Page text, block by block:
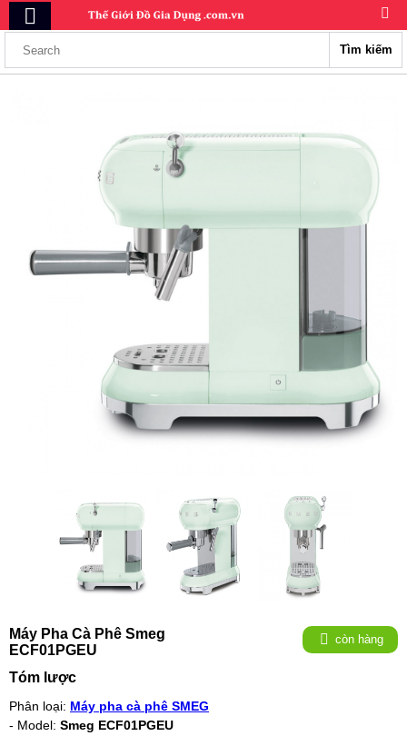
Tìm kiếm
Máy Pha Cà Phê Smeg
ECF01PGEU
còn hàng
Tóm lược
Phân loại: Máy pha cà phê SMEG
- Model: Smeg ECF01PGEU